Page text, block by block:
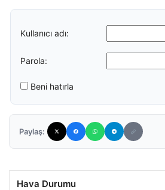
Kullanıcı adı:
Parola:
Beni hatırla
Paylaş:
Hava Durumu